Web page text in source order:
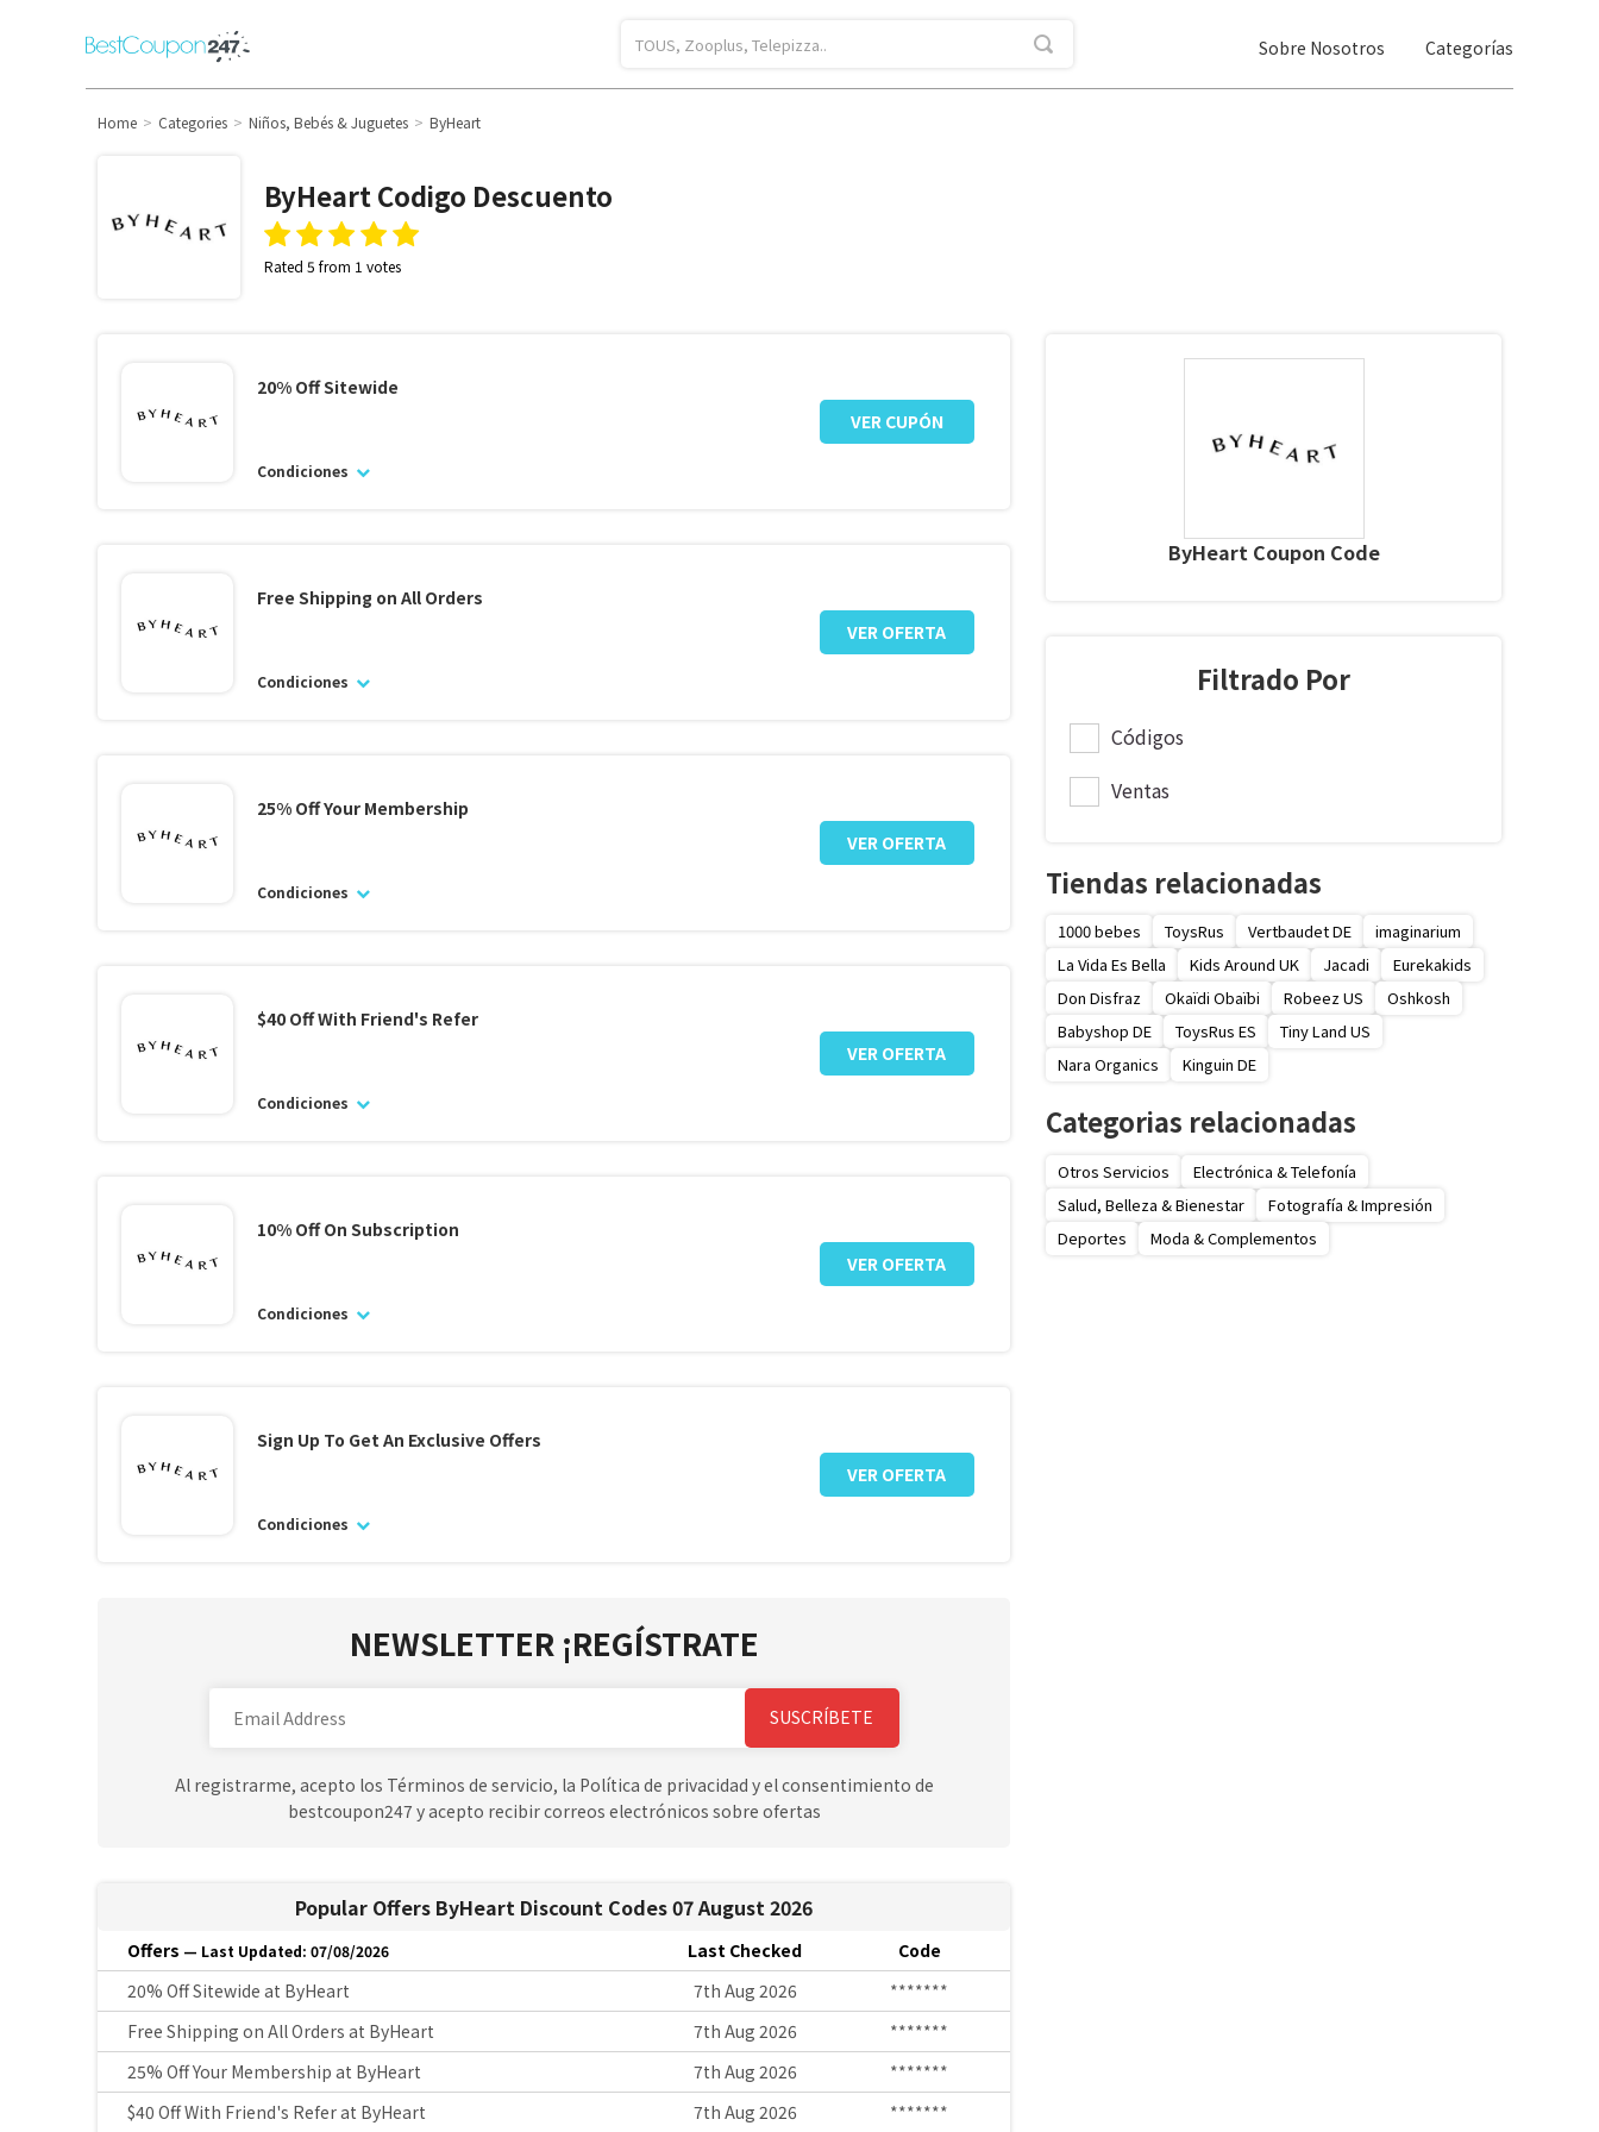
Sobre Nosotros Categorías
Home Categories Niños, Bebés & Juguetes ByHeart
ByHeartCodigo Descuento
Rated 5 from 1 votes
20% Off Sitewide
Condiciones
VER CUPÓN
Free Shipping on All Orders
Condiciones
VER OFERTA
25% Off Your Membership
Condiciones
VER OFERTA
$40 Off With Friend's Refer
Condiciones
VER OFERTA
10% Off On Subscription
Condiciones
VER OFERTA
Sign Up To Get An Exclusive Offers
Condiciones
VER OFERTA
NEWSLETTER ¡REGÍSTRATE
SUSCRÍBETE
Al registrarme, acepto los Términos de servicio, la Política de privacidad y el consentimiento de
bestcoupon247 y acepto recibir correos electrónicos sobre ofertas
Popular Offers ByHeart Discount Codes 07 August 2026
Offers — Last Updated: 07/08/2026 Last Checked
Code
20% Off Sitewide at ByHeart
7th Aug 2026
*******
Free Shipping on All Orders at ByHeart
7th Aug 2026
*******
25% Off Your Membership at ByHeart
7th Aug 2026
*******
$40 Off With Friend's Refer at ByHeart
7th Aug 2026 *******
ByHeart Coupon Code
Filtrado Por
Códigos
Ventas
Tiendas relacionadas
1000 bebes ToysRus Vertbaudet DE
imaginarium
La Vida Es Bella
Kids Around UK Jacadi
Eurekakids
Don Disfraz
Okaïdi Obaïbi Robeez US
Oshkosh
Babyshop DE
ToysRus ES
Tiny Land US
Nara Organics
Kinguin DE
Categorias relacionadas
Otros Servicios
Electrónica & Telefonía
Salud, Belleza & Bienestar
Fotografía & Impresión
Deportes
Moda & Complementos